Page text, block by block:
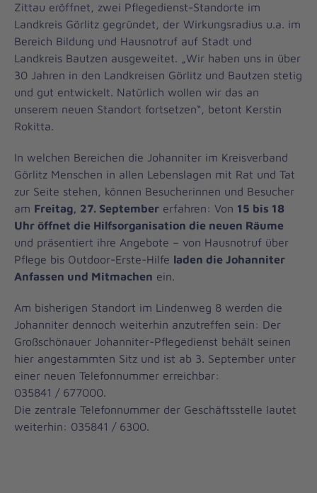
Zittau eröffnet, zwei Pflegedienst-Standorte im
Landkreis Görlitz gegründet, der Wirkungsradius u.a. im
Bereich Bildung und Hausnotruf auf Stadt und
Landkreis Bautzen ausgeweitet. „Wir haben uns in über
30 Jahren in den Landkreisen Görlitz und Bautzen stetig
und gut entwickelt. Natürlich wollen wir das an
unserem neuen Standort fortsetzen“, betont Kerstin
Rokitta.
In welchen Bereichen die Johanniter im Kreisverband
Görlitz Menschen in allen Lebenslagen mit Rat und Tat
zur Seite stehen, können Besucherinnen und Besucher
am Freitag, 27. September erfahren: Von 15 bis 18
Uhr öffnet die Hilfsorganisation die neuen Räume
und präsentiert ihre Angebote – von Hausnotruf über
Pflege bis Outdoor-Erste-Hilfe laden die Johanniter
Anfassen und Mitmachen ein.
Am bisherigen Standort im Lindenweg 8 werden die
Johanniter dennoch weiterhin anzutreffen sein: Der
Großschönauer Johanniter-Pflegedienst behält seinen
hier angestammten Sitz und ist ab 3. September unter
einer neuen Telefonnummer erreichbar:
035841 / 677000.
Die zentrale Telefonnummer der Geschäftsstelle lautet
weiterhin: 035841 / 6300.